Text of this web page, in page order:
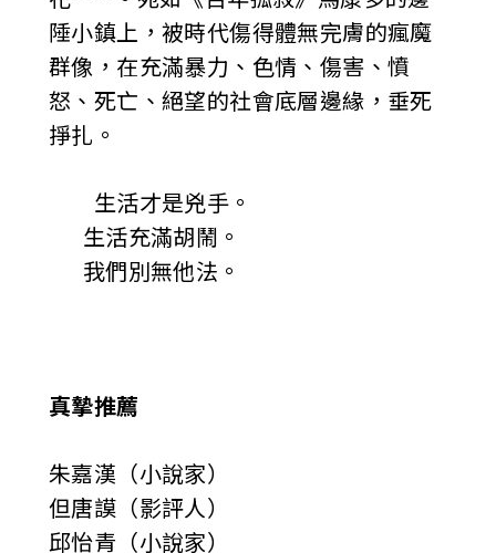
陲小鎮上，被時代傷得體無完膚的瘋魔
群像，在充滿暴力、色情、傷害、憤
怒、死亡、絕望的社會底層邊緣，垂死
掙扎。
生活才是兇手。
生活充滿胡鬧。
我們別無他法。
真摯推薦
朱嘉漢（小說家）
但唐謨（影評人）
邱怡青（小說家）